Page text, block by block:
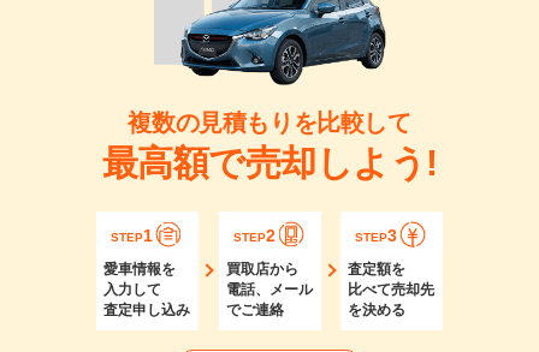
複数の見積もりを比較して
最高額で売却しよう!
STEP1
愛車情報を
入力して
査定申し込み
STEP2
買取店から
電話、メール
でご連絡
STEP3
査定額を
比べて売却先
を決める